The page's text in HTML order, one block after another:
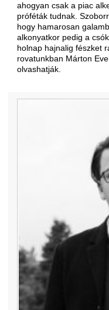
ahogyan csak a piac
próféták tudnak.
hogy hamarosan
alkonyatkor pedig a
holnap hajnalig fészket
rovatunkban Márton
olvashatják.